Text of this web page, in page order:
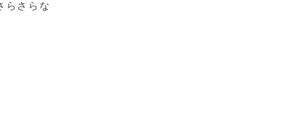
らさらな